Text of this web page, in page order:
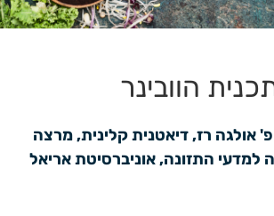
הוובינר
למדעי התזונה, אוניברסיטת אריאל